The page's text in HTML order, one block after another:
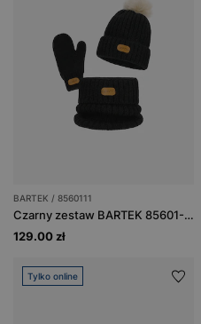
BARTEK / 8560111
Czarny zestaw BARTEK 85601-11 z czapką z pomponem, kominem i rękawiczkami
129.00 zł
Tylko online